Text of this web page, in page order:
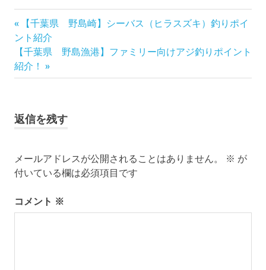
投
稿
ナ
ゲ
ー
シ
ョ
前
の
記
事:
【千葉県 野島崎】シーバス（ヒラスズキ）釣りポイ
ント紹介
次
の
記
【千葉県 野島漁港】ファミリー向けアジ釣りポイント
紹介！
返信を残す
メールアドレスが公開されることはありません。 ※ が
付いている欄は必須項目です
コメント ※